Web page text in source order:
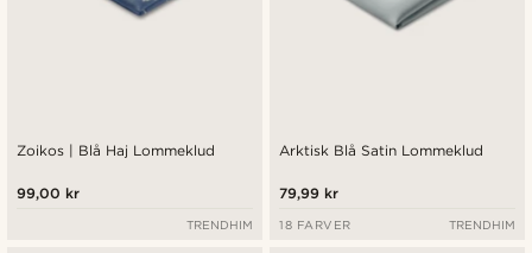
Zoikos | Blå Haj Lommeklud
99,00 kr
TRENDHIM
Arktisk Blå Satin Lommeklud
79,99 kr
18 FARVER TRENDHIM